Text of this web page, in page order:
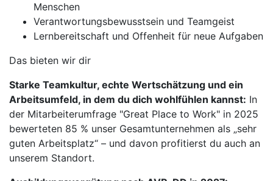
Menschen
Verantwortungsbewusstsein und Teamgeist
Lernbereitschaft und Offenheit für neue Aufgaben
Das bieten wir dir
Starke Teamkultur, echte Wertschätzung und ein
Arbeitsumfeld, in dem du dich wohlfühlen kannst: In
der Mitarbeiterumfrage "Great Place to Work" in 2025
bewerteten 85 % unser Gesamtunternehmen als „sehr
guten Arbeitsplatz“ – und davon profitierst du auch an
unserem Standort.